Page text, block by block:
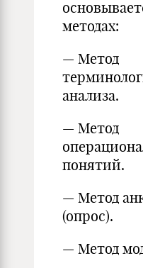
методах:
— Метод
анализа.
— Метод
понятий.
— Метод
(опрос).
— Метод